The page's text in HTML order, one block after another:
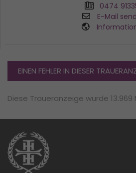
0474
E-Mail
EINEN FEHLER IN DIESER
Diese Traueranzeige wurde